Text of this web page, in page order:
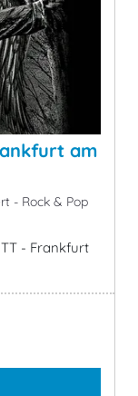
am
- Rock & Pop
- Frankfurt